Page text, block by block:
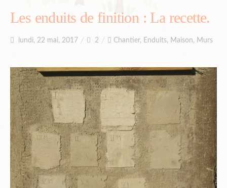
Accueil
Le Blog
Planning
Chantiers en cours et à venir.
Chantiers Participatifs
Les enduits de finition : La recette.
lundi, 22 mai, 2017 2 Chantier, Enduits, Maison, Murs